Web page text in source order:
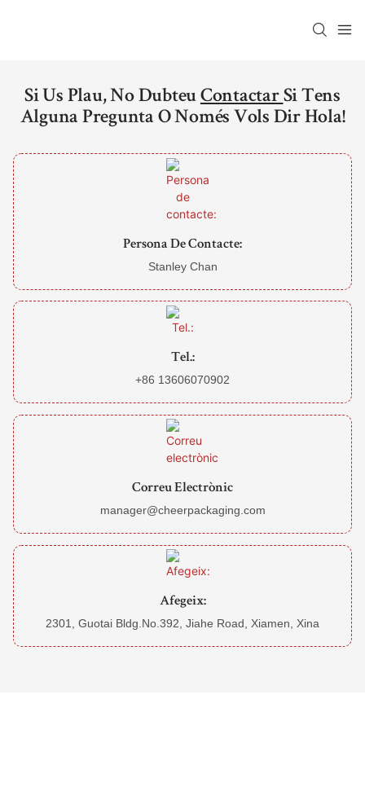
Si Us Plau, No Dubteu Contactar Si Tens
Alguna Pregunta O Només Vols Dir Hola!
Persona De Contacte:
Stanley Chan
Tel.:
+86 13606070902
Correu Electrònic
manager@cheerpackaging.com
Afegeix:
2301, Guotai Bldg.No.392, Jiahe Road, Xiamen, Xina